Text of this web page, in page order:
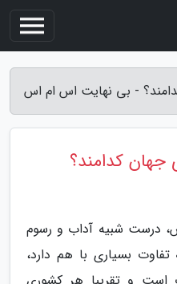
- بی نهایت اس ام اس
کدامند؟
درست شبیه آداب و رسوم
بسیاری با هم دارد،